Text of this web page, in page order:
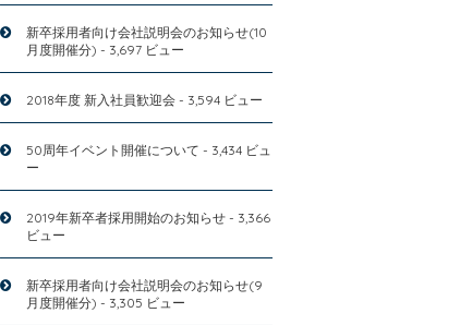
新卒採用者向け会社説明会のお知らせ(10
月度開催分) - 3,697 ビュー
2018年度 新入社員歓迎会 - 3,594 ビュー
50周年イベント開催について - 3,434 ビュ
ー
2019年新卒者採用開始のお知らせ - 3,366
ビュー
新卒採用者向け会社説明会のお知らせ(9
月度開催分) - 3,305 ビュー